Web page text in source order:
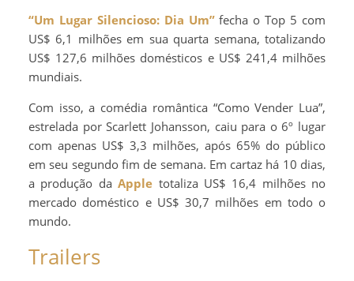
“Um Lugar Silencioso: Dia Um”fecha o Top 5 com
US$ 6,1 milhões em sua quarta semana, totalizando
US$ 127,6 milhões domésticos e US$ 241,4 milhões
mundiais.
Com isso, a comédia romântica “Como Vender Lua”,
estrelada por Scarlett Johansson, caiu para o 6º lugar
com apenas US$ 3,3 milhões, após 65% do público
em seu segundo fim de semana. Em cartaz há 10 dias,
a produção daApple totaliza US$ 16,4 milhões no
mercado doméstico e US$ 30,7 milhões em todo o
mundo.
Trailers